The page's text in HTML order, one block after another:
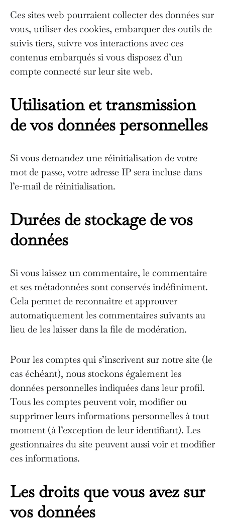
Ces sites web pourraient collecter des données sur
vous, utiliser des cookies, embarquer des outils de
suivis tiers, suivre vos interactions avec ces
contenus embarqués si vous disposez d’un
compte connecté sur leur site web.
Utilisation et transmission
de vos données personnelles
Si vous demandez une réinitialisation de votre
mot de passe, votre adresse IP sera incluse dans
l’e-mail de réinitialisation.
Durées de stockage de vos
données
Si vous laissez un commentaire, le commentaire
et ses métadonnées sont conservés indéfiniment.
Cela permet de reconnaître et approuver
automatiquement les commentaires suivants au
lieu de les laisser dans la file de modération.
Pour les comptes qui s’inscrivent sur notre site (le
cas échéant), nous stockons également les
données personnelles indiquées dans leur profil.
Tous les comptes peuvent voir, modifier ou
supprimer leurs informations personnelles à tout
moment (à l’exception de leur identifiant). Les
gestionnaires du site peuvent aussi voir et modifier
ces informations.
Les droits que vous avez sur
vos données